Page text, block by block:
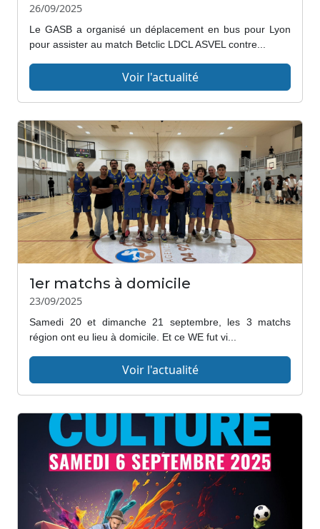
26/09/2025
Le GASB a organisé un déplacement en bus pour Lyon
pour assister au match Betclic LDCL ASVEL contre...
Voir l'actualité
1er matchs à domicile
23/09/2025
Samedi 20 et dimanche 21 septembre, les 3 matchs
région ont eu lieu à domicile. Et ce WE fut vi...
Voir l'actualité